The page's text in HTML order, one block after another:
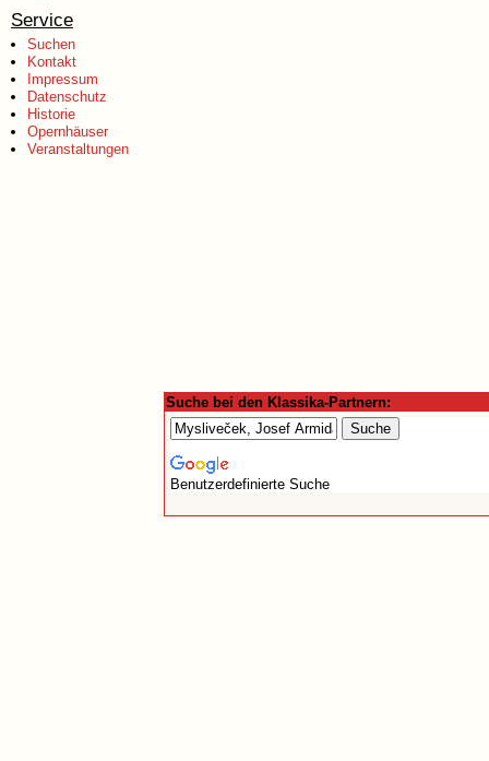
Service
Suchen
Kontakt
Impressum
Datenschutz
Historie
Opernhäuser
Veranstaltungen
Suche bei den Klassika-Partnern:
Benutzerdefinierte Suche